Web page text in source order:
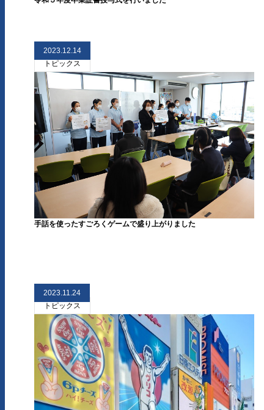
トピックス
2023.12.14
手話を使ったすごろくゲームで盛り上がりました
トピックス
2023.11.24